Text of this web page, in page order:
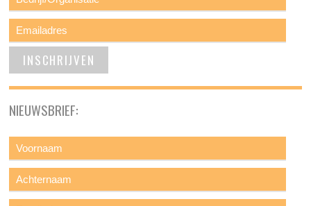
NIEUWSBRIEF: